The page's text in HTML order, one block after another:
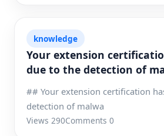
knowledge
Your extension
due to the detection of
## Your extension certification
detection of malwa
Views 290Comments 0